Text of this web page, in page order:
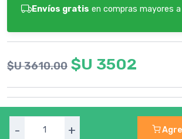
Envíos gratis en compras mayores a
$U 3610.00 $U 3502
- +